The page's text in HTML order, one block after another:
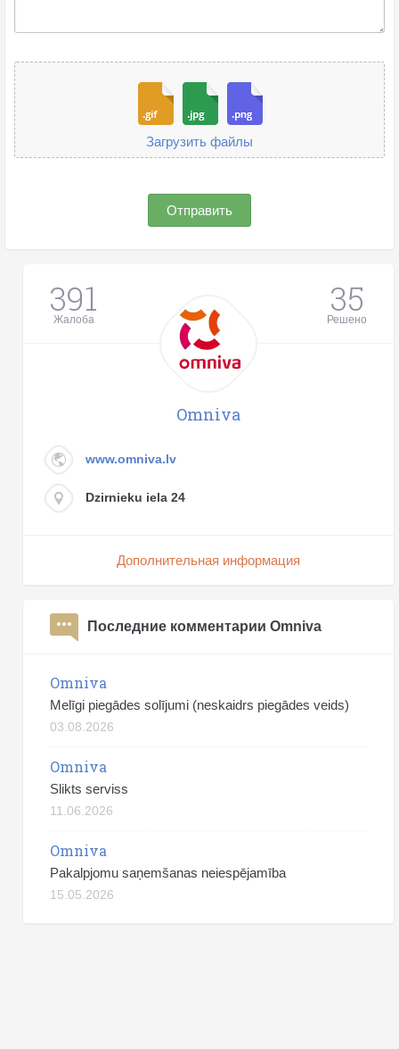
Загрузить файлы
Отправить
391
Жалоба 35
Решено
Omniva
www.omniva.lv
Dzirnieku iela 24
Дополнительная информация
Последние комментарии Omniva
Omniva
Melīgi piegādes solījumi (neskaidrs piegādes veids)
03.08.2026
Omniva
Slikts serviss
11.06.2026
Omniva
Pakalpjomu saņemšanas neiespējamība
15.05.2026